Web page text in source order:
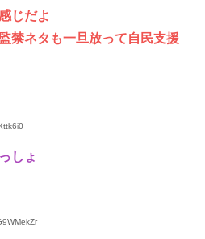
じだよ
禁ネタも一旦放って自民支援
しょ